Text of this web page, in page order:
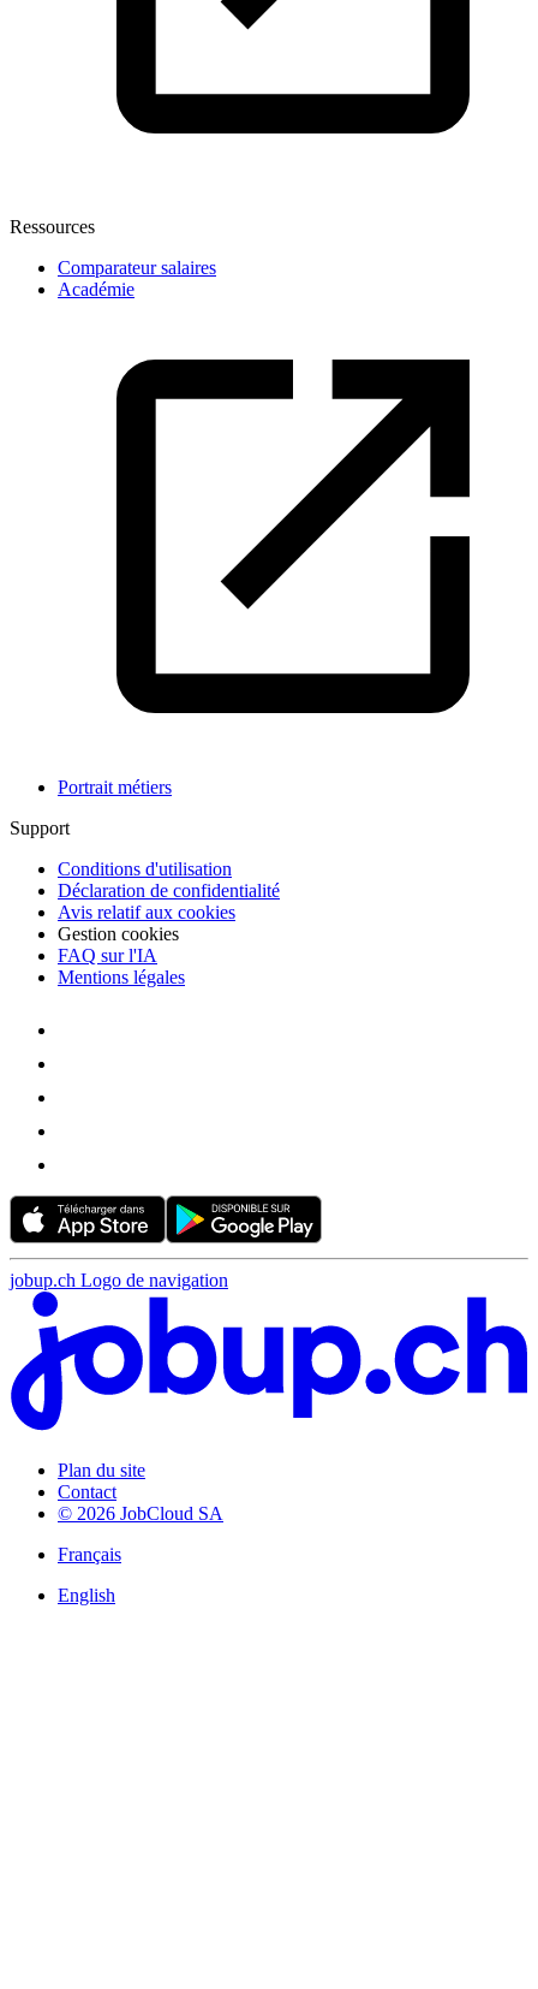
Ressources
Comparateur salaires
Académie
Portrait métiers
Support
Conditions d'utilisation
Déclaration de confidentialité
Avis relatif aux cookies
Gestion cookies
FAQ sur l'IA
Mentions légales
jobup.ch Logo de navigation
Plan du site
Contact
© 2026 JobCloud SA
Français
English